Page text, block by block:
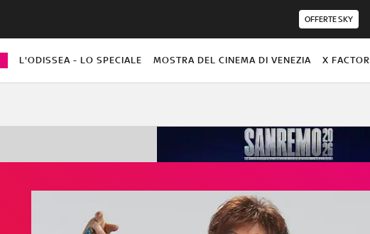
OFFERTE SKY
L'ODISSEA - LO SPECIALE MOSTRA DEL CINEMA DI VENEZIA X FACTOR